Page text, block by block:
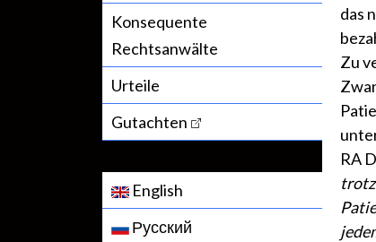
Konsequente
Rechtsanwälte
Urteile
Gutachten
English
Русский
das
Zu
RA
trotz